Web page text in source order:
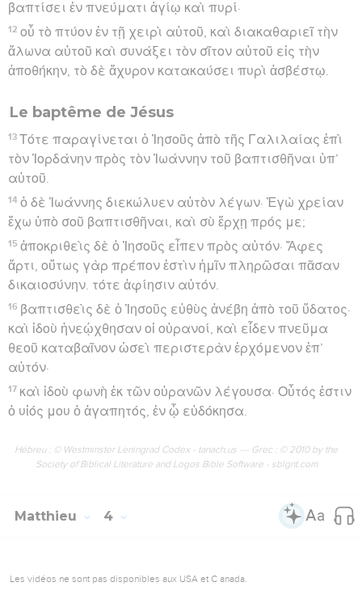
βαπτίσει ἐν πνεύματι ἁγίῳ καὶ πυρί·
12 οὗ τὸ πτύον ἐν τῇ χειρὶ αὐτοῦ, καὶ διακαθαριεῖ τὴν
ἅλωνα αὐτοῦ καὶ συνάξει τὸν σῖτον αὐτοῦ εἰς τὴν
ἀποθήκην, τὸ δὲ ἄχυρον κατακαύσει πυρὶ ἀσβέστῳ.
Le baptême de Jésus
13 Τότε παραγίνεται ὁ Ἰησοῦς ἀπὸ τῆς Γαλιλαίας ἐπὶ
τὸν Ἰορδάνην πρὸς τὸν Ἰωάννην τοῦ βαπτισθῆναι ὑπ’
αὐτοῦ.
14 ὁ δὲ Ἰωάννης διεκώλυεν αὐτὸν λέγων· Ἐγὼ χρείαν
ἔχω ὑπὸ σοῦ βαπτισθῆναι, καὶ σὺ ἔρχῃ πρός με;
15 ἀποκριθεὶς δὲ ὁ Ἰησοῦς εἶπεν πρὸς αὐτόν· Ἄφες
ἄρτι, οὕτως γὰρ πρέπον ἐστὶν ἡμῖν πληρῶσαι πᾶσαν
δικαιοσύνην. τότε ἀφίησιν αὐτόν.
16 βαπτισθεὶς δὲ ὁ Ἰησοῦς εὐθὺς ἀνέβη ἀπὸ τοῦ ὕδατος·
καὶ ἰδοὺ ἠνεῴχθησαν οἱ οὐρανοί, καὶ εἶδεν πνεῦμα
θεοῦ καταβαῖνον ὡσεὶ περιστερὰν ἐρχόμενον ἐπ’
αὐτόν·
17 καὶ ἰδοὺ φωνὴ ἐκ τῶν οὐρανῶν λέγουσα· Οὗτός ἐστιν
ὁ υἱός μου ὁ ἀγαπητός, ἐν ᾧ εὐδόκησα.
Hébreu : © Westminster Leningrad Codex - tanach.us --- Grec : © 2010 by the
Society of Biblical Literature and Logos Bible Software - sblgnt.com
Matthieu 4
Les vidéos ne sont pas disponibles aux USA et C anada.